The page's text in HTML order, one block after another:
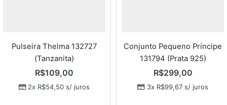
Pulseira Thelma 132727
(Tanzanita)
R$109,00
2x R$54,50 s/ juros
Conjunto Pequeno Príncipe
131794 (Prata 925)
R$299,00
3x R$99,67s/ juros